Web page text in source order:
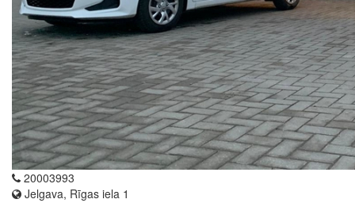
20003993
Jelgava, Rīgas iela 1